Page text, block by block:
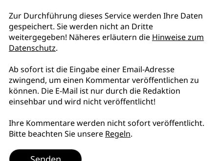
Zur Durchführung dieses Service werden Ihre Daten
gespeichert. Sie werden nicht an Dritte
weitergegeben! Näheres erläutern die Hinweise zum
Datenschutz.
Ab sofort ist die Eingabe einer Email-Adresse
zwingend, um einen Kommentar veröffentlichen zu
können. Die E-Mail ist nur durch die Redaktion
einsehbar und wird nicht veröffentlicht!
Ihre Kommentare werden nicht sofort veröffentlicht.
Bitte beachten Sie unsere Regeln.